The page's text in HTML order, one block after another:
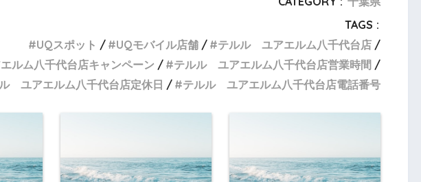
TAGS :
UQスポット
UQモバイル店舗
テルル ユアエルム八千代台店
ルム八千代台店キャンペーン
テルル ユアエルム八千代台店営業時間
ユアエルム八千代台店定休日
テルル ユアエルム八千代台店電話番号